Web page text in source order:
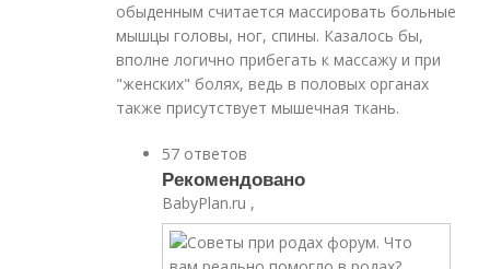
обыденным считается массировать больные
мышцы головы, ног, спины. Казалось бы,
вполне логично прибегать к массажу и при
"женских" болях, ведь в половых органах
также присутствует мышечная ткань.
57 ответов
Рекомендовано
BabyPlan.ru ,